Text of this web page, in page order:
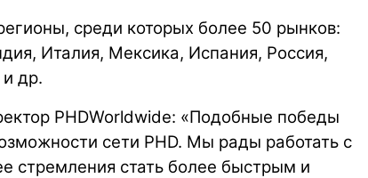
среди которых более 50 рынков:
Италия, Мексика, Испания, Россия,
др.
PHDWorldwide: «Подобные победы
сети PHD. Мы рады работать с
стремления стать более быстрым и